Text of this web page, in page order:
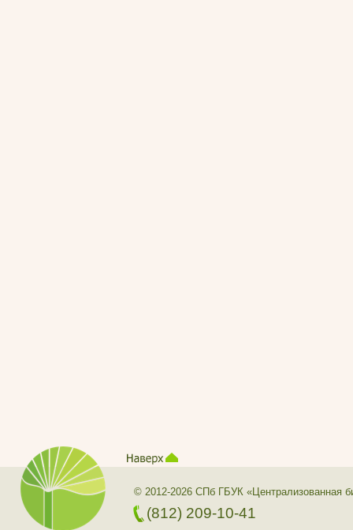
© 2012-2026 СПб ГБУК «Централизованная
(812) 209-10-41